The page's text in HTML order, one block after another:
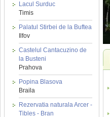
Lacul Surduc
Timis
Palatul Stirbei de la Buftea
Ilfov
Castelul Cantacuzino de
la Busteni
Prahova
Popina Blasova
Braila
Rezervatia naturala Arcer -
Tibles - Bran